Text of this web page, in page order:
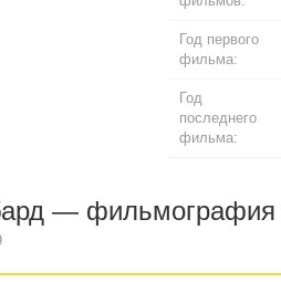
Год первого
фильма:
Год
последнего
фильма:
— фильмография